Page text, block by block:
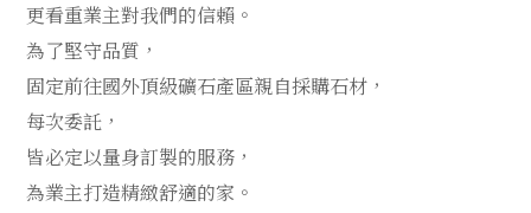
更看重業主對我們的信賴。
為了堅守品質，
固定前往國外頂級礦石產區親自採購石材，
每次委託，
皆必定以量身訂製的服務，
為業主打造精緻舒適的家。